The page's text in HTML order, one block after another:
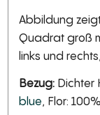
Abbildung
Quadrat groß
links und
Bezug: Dichter
blue, Flor: